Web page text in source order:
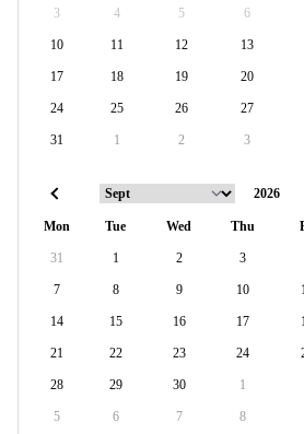
3 4 5 6
10 11 12 13
17 18 19 20
24 25 26 27
31 1 2 3
Mon Tue Wed Thu
31 1 2 3
7 8 9 10
14 15 16 17
21 22 23 24
28 29 30 1
5 6 7 8